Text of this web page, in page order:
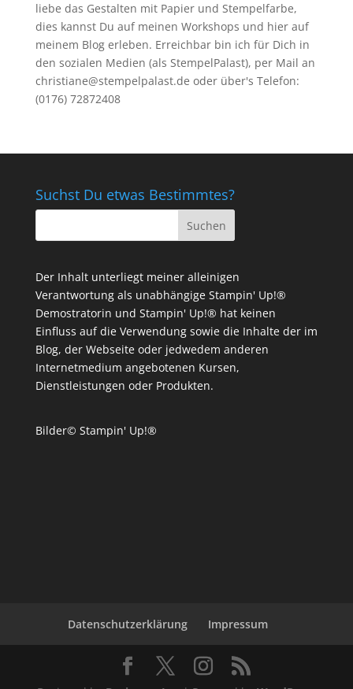
liebe das Gestalten mit Papier und Stempelfarbe,
dies kannst Du auf meinen Workshops und hier auf
meinem Blog erleben. Erreichbar bin ich für Dich in
den sozialen Medien (als StempelPalast), per Mail an
christiane@stempelpalast.de oder über's Telefon:
(0176) 72872408
Suchst Du etwas Bestimmtes?
Der Inhalt unterliegt meiner alleinigen
Verantwortung als unabhängige Stampin' Up!®
Demostratorin und Stampin' Up!® hat keinen
Einfluss auf die Verwendung sowie die Inhalte der im
Blog, der Webseite oder jedwedem anderen
Internetmedium angebotenen Kursen,
Dienstleistungen oder Produkten.
Bilder© Stampin' Up!®
Datenschutzerklärung Impressum